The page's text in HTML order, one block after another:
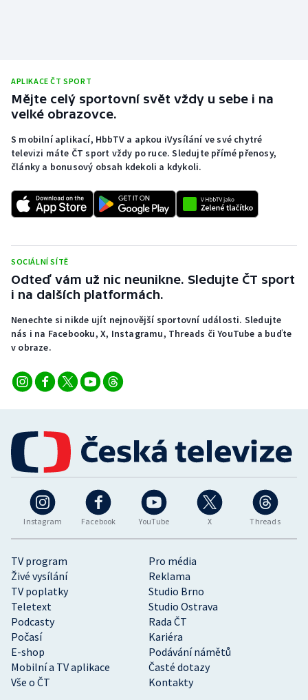
APLIKACE ČT SPORT
Mějte celý sportovní svět vždy u sebe i na
velké obrazovce.
S mobilní aplikací, HbbTV a apkou iVysílání ve své chytré
televizi máte ČT sport vždy po ruce. Sledujte přímé přenosy,
články a bonusový obsah kdekoli a kdykoli.
SOCIÁLNÍ SÍTĚ
Odteď vám už nic neunikne. Sledujte ČT sport
i na dalších platformách.
Nenechte si nikde ujít nejnovější sportovní události. Sledujte
nás i na Facebooku, X, Instagramu, Threads či YouTube a buďte
v obraze.
Instagram Facebook YouTube X Threads
TV program
Pro média
Živé vysílání
Reklama
TV poplatky
Studio Brno
Teletext
Studio Ostrava
Podcasty
Rada ČT
Počasí
Kariéra
E-shop
Podávání námětů
Mobilní a TV aplikace
Časté dotazy
Vše o ČT
Kontakty